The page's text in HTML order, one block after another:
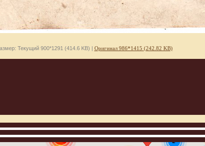
Текущий 900*1291 (414.6 KB) | Оригинал 986*1415 (242.82 KB)
907
2